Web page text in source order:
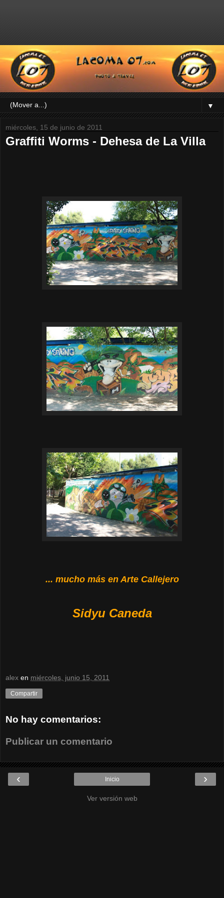
▼
miércoles, 15 de junio de 2011
Graffiti Worms - Dehesa de La Villa
... mucho más en Arte Callejero
Sidyu Caneda
alex en miércoles, junio 15, 2011
Compartir
No hay comentarios:
Publicar un comentario
‹ ›
Inicio
Ver versión web